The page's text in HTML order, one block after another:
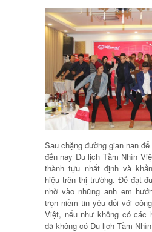
Sau chặng đường gian nan
đến nay Du lịch Tầm Nhìn
thành tựu nhất định và
hiệu trên thị trường. Để đạt
nhờ vào những anh em
trọn niềm tin yêu đối với
Việt, nếu như không có các
đã không có Du lịch Tầm